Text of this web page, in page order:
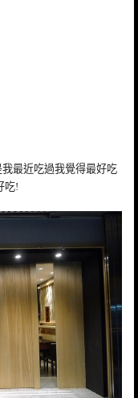
最近吃過我覺得最好吃
吃!